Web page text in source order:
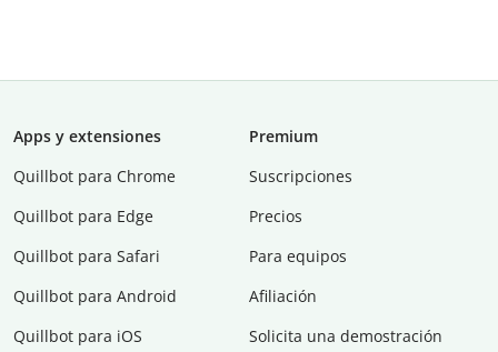
Apps y extensiones
Quillbot para Chrome
Quillbot para Edge
Quillbot para Safari
Quillbot para Android
Quillbot para iOS
Premium
Suscripciones
Precios
Para equipos
Afiliación
Solicita una demostración